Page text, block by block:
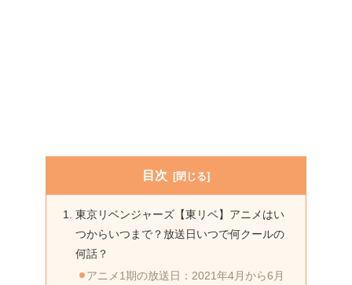
目次
東京リベンジャーズ【東リベ】アニメはい
つからいつまで？放送日いつで何クールの
何話？
アニメ1期の放送日：2021年4月から6月